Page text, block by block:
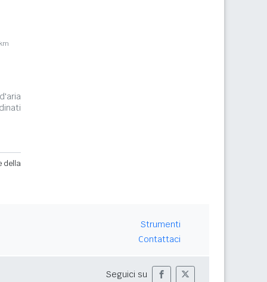
della
Strumenti
Contattaci
Seguici su